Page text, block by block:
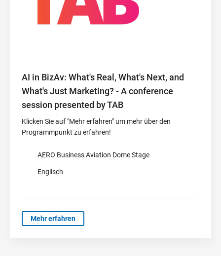
AI in BizAv: What's Real, What's Next, and
What's Just Marketing? - A conference
session presented by TAB
Klicken Sie auf "Mehr erfahren" um mehr über den
Programmpunkt zu erfahren!
AERO Business Aviation Dome Stage
Englisch
Mehr erfahren